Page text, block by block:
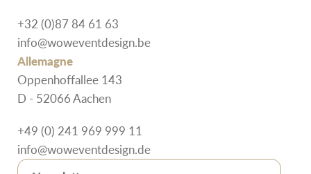
+32 (0)87 84 61 63
info@woweventdesign.be
Allemagne
Oppenhoffallee 143
D - 52066 Aachen
+49 (0) 241 969 999 11
info@woweventdesign.de